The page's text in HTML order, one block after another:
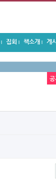
집회 책소개 게